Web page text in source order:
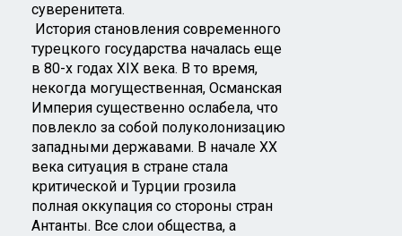
суверенитета.
История становления современного
турецкого государства началась еще
в 80-х годах XIX века. В то время,
некогда могущественная, Османская
Империя существенно ослабела, что
повлекло за собой полуколонизацию
западными державами. В начале XX
века ситуация в стране стала
критической и Турции грозила
полная оккупация со стороны стран
Антанты. Все слои общества, а